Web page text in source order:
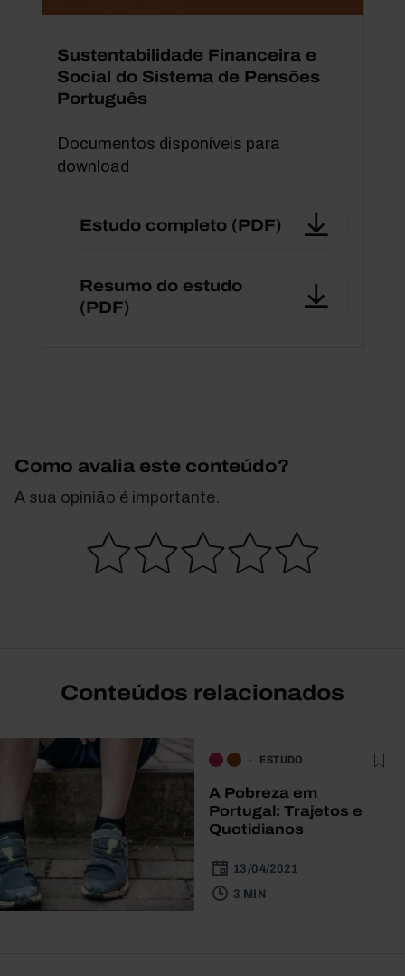
Sustentabilidade Financeira e
Social do Sistema de Pensões
Português
Documentos disponíveis para
download
Estudo completo (PDF)
Resumo do estudo
(PDF)
Como avalia este conteúdo?
A sua opinião é importante.
Conteúdos relacionados
ESTUDO
A Pobreza em
Portugal: Trajetos e
Quotidianos
13/04/2021
3 MIN